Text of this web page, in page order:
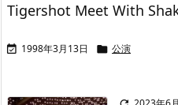
Tigershot Meet With
 1998年3月13日  公演